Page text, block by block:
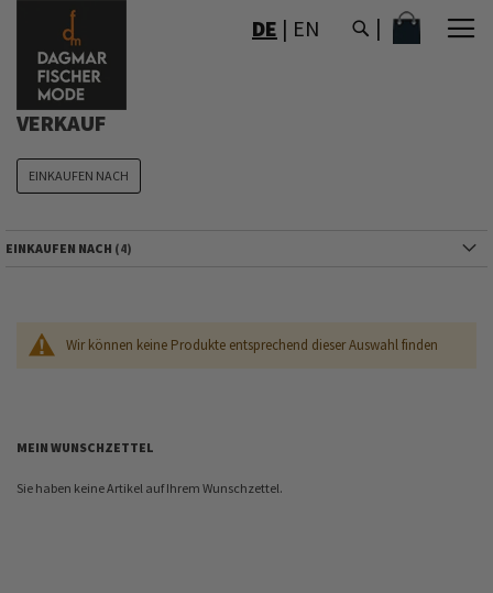
ZUM
DE | EN MEIN
VERKAUF
Wir können keine Produkte entsprechend dieser Auswahl finden
EINKAUFEN NACH
EINKAUFEN NACH
MEIN WUNSCHZETTEL
Sie haben keine Artikel auf Ihrem Wunschzettel.